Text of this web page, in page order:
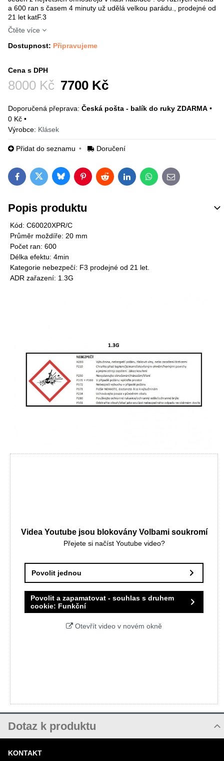
a 600 ran s časem 4 minuty už udělá velkou parádu., prodejné od
21 let katF.3
Čtěte více
Dostupnost: Připravujeme
Cena s DPH
7700 Kč
Před slevou:
8000 Kč
Česká pošta - balík do ruky ZDARMA •
0 Kč •
Výrobce: Klásek
Přidat do seznamu Doručení
FacebookTwitterBlueskyPinterestRedditLinkedInWhatsApp
E-mail
Popis produktu
Kód: C60020XPR/C
Průměr moždíře: 20 mm
Počet ran: 600
Délka efektu: 4min
Kategorie nebezpečí: F3 prodejné od 21 let.
ADR zařazení: 1.3G
Videa Youtube jsou blokovány Volbami soukromí
Přejete si načíst Youtube video?
Povolit jednou
Povolit a zapamatovat - souhlas s druhem
cookie: Funkční
Otevřít video v novém okně
Dotaz k produktu
JMÉNO
KONTAKT